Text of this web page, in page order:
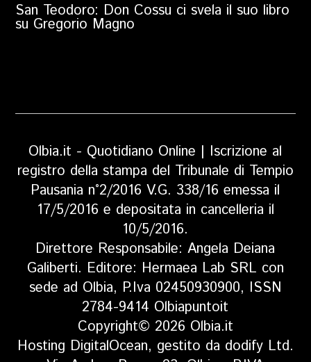
San Teodoro: Don Cossu ci svela il suo libro
su Gregorio Magno
Olbia.it - Quotidiano Online | Iscrizione al
registro della stampa del Tribunale di Tempio
Pausania n°2/2016 V.G. 338/16 emessa il
17/5/2016 e depositata in cancelleria il
10/5/2016.
Direttore Responsabile: Angela Deiana
Galiberti. Editore: Hermaea Lab SRL con
sede ad Olbia, P.Iva 02450930900, ISSN
2784-9414 Olbiapuntoit
Copyright© 2026 Olbia.it
Hosting DigitalOcean, gestito da dodify Ltd.